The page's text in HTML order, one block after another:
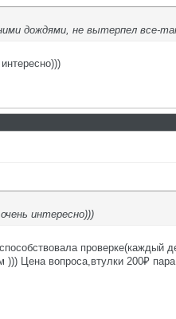
дождями, не вытерпел
интересно)))
проверке(каждый
Цена вопроса,втулки 200₽